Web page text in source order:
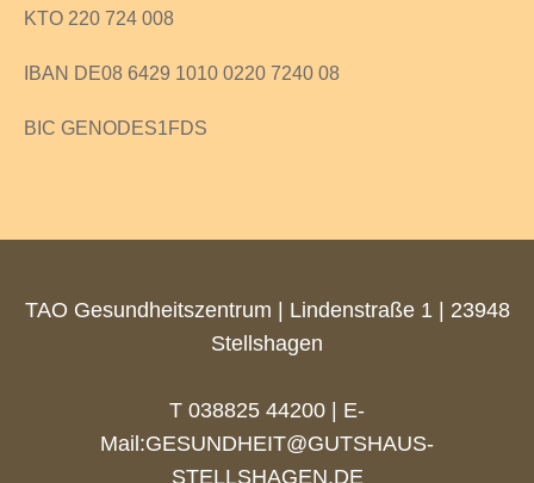
KTO 220 724 008
IBAN DE08 6429 1010 0220 7240 08
BIC GENODES1FDS
TAO Gesundheitszentrum | Lindenstraße 1 | 23948
Stellshagen
T 038825 44200 | E-
Mail:GESUNDHEIT@GUTSHAUS-
STELLSHAGEN.DE